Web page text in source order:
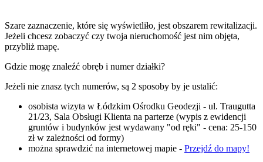
Szare zaznaczenie, które się wyświetliło, jest obszarem rewitalizacji.
Jeżeli chcesz zobaczyć czy twoja nieruchomość jest nim objęta,
przybliż mapę.
Gdzie mogę znaleźć obręb i numer działki?
Jeżeli nie znasz tych numerów, są 2 sposoby by je ustalić:
osobista wizyta w Łódzkim Ośrodku Geodezji - ul. Traugutta
21/23, Sala Obsługi Klienta na parterze (wypis z ewidencji
gruntów i budynków jest wydawany "od ręki" - cena: 25-150
zł w zależności od formy)
można sprawdzić na internetowej mapie - Przejdź do mapy!